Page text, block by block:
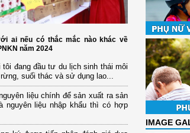
ai nếu có thắc mắc nào khác về
năm 2024
tôi đang đầu tư du lịch sinh thái môi
suối thác và sử dụng lao...
liệu chính để sản xuất ra sản
nguyên liệu nhập khẩu thì có hợp
IMAGE